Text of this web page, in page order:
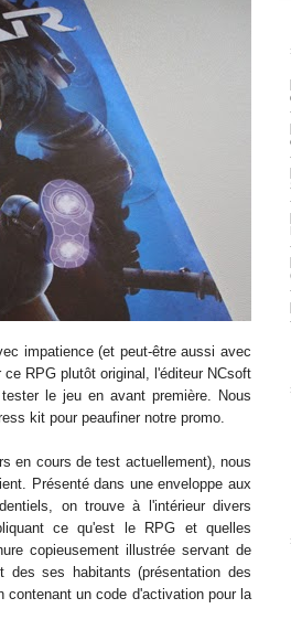
impatience (et peut-être aussi avec
RPG plutôt original, l'éditeur NCsoft
le jeu en avant première. Nous
kit pour peaufiner notre promo.
en cours de test actuellement), nous
Présenté dans une enveloppe aux
on trouve à l'intérieur divers
ce qu'est le RPG et quelles
copieusement illustrée servant de
ses habitants (présentation des
un code d'activation pour la